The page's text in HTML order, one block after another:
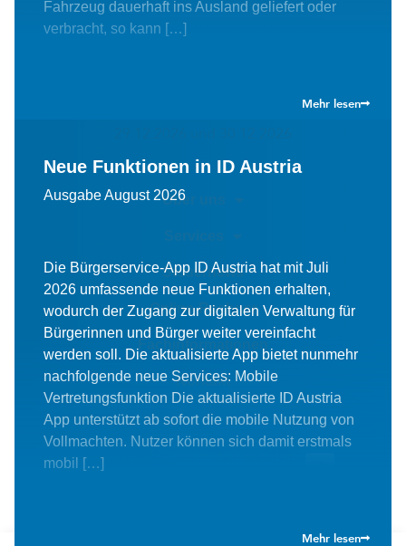
Fahrzeug dauerhaft ins Ausland geliefert oder
verbracht, so kann […]
Mehr lesen
Neue Funktionen in ID Austria
Ausgabe August 2026
Die Bürgerservice-App ID Austria hat mit Juli
2026 umfassende neue Funktionen erhalten,
wodurch der Zugang zur digitalen Verwaltung für
Bürgerinnen und Bürger weiter vereinfacht
werden soll. Die aktualisierte App bietet nunmehr
nachfolgende neue Services: Mobile
Vertretungsfunktion Die aktualisierte ID Austria
App unterstützt ab sofort die mobile Nutzung von
Vollmachten. Nutzer können sich damit erstmals
mobil […]
Mehr lesen
Bürozeiten
Montag–Donnerstag
15.05.2026, 05.06.2026, 07.12.2026, 28.12.2026,
Über uns
Steuernews
Online-Rechner
Fachinformationen
Kontakt
Besuchen Sie uns in den sozialen